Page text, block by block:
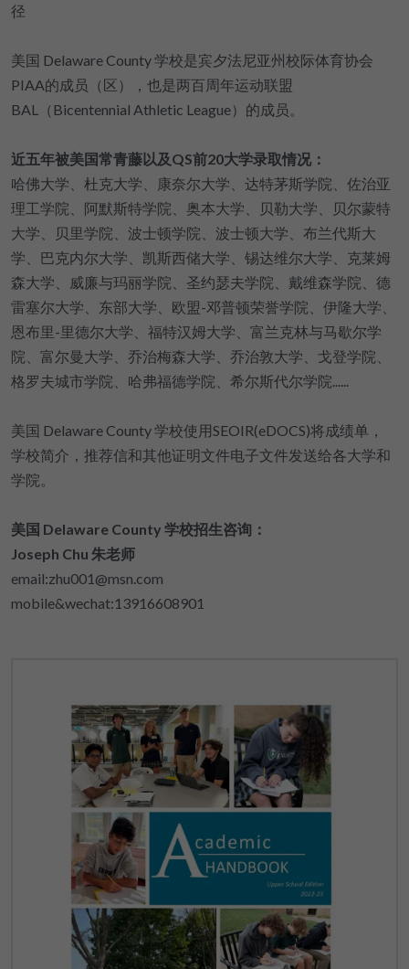
径
美国 Delaware County 学校是宾夕法尼亚州校际体育协会
PIAA的成员（区），也是两百周年运动联盟
BAL（Bicentennial Athletic League）的成员。
近五年被美国常青藤以及QS前20大学录取情况：
哈佛大学、杜克大学、康奈尔大学、达特茅斯学院、佐治亚
理工学院、阿默斯特学院、奥本大学、贝勒大学、贝尔蒙特
大学、贝里学院、波士顿学院、波士顿大学、布兰代斯大
学、巴克内尔大学、凯斯西储大学、锡达维尔大学、克莱姆
森大学、威廉与玛丽学院、圣约瑟夫学院、戴维森学院、德
雷塞尔大学、东部大学、欧盟-邓普顿荣誉学院、伊隆大学、
恩布里-里德尔大学、福特汉姆大学、富兰克林与马歇尔学
院、富尔曼大学、乔治梅森大学、乔治敦大学、戈登学院、
格罗夫城市学院、哈弗福德学院、希尔斯代尔学院......
美国 Delaware County 学校使用SEOIR(eDOCS)将成绩单，
学校简介，推荐信和其他证明文件电子文件发送给各大学和
学院。
美国 Delaware County 学校招生咨询：
Joseph Chu 朱老师
email:zhu001@msn.com
mobile&wechat:13916608901